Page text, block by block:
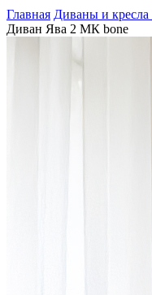
Главная Диваны и кресла
Диван Ява 2 МК bone